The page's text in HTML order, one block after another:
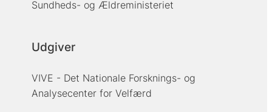
Sundheds- og Ældreministeriet
Udgiver
VIVE - Det Nationale Forsknings- og
Analysecenter for Velfærd